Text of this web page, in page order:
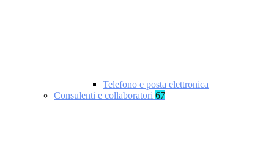
Telefono e posta elettronica
Consulenti e collaboratori 67